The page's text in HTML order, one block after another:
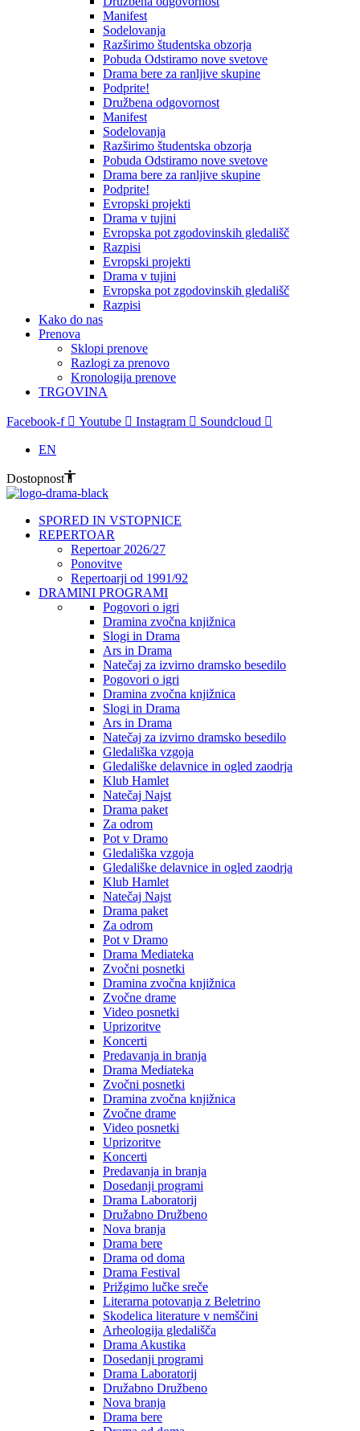
Manifest
Sodelovanja
Razširimo študentska obzorja
Pobuda Odstiramo nove svetove
Drama bere za ranljive skupine
Podprite!
Družbena odgovornost
Manifest
Sodelovanja
Razširimo študentska obzorja
Pobuda Odstiramo nove svetove
Drama bere za ranljive skupine
Podprite!
Evropski projekti
Drama v tujini
Evropska pot zgodovinskih gledališč
Razpisi
Evropski projekti
Drama v tujini
Evropska pot zgodovinskih gledališč
Razpisi
Kako do nas
Prenova
Sklopi prenove
Razlogi za prenovo
Kronologija prenove
TRGOVINA
Facebook-f Youtube Instagram Soundcloud
EN
Dostopnost
SPORED IN VSTOPNICE
REPERTOAR
Repertoar 2026/27
Ponovitve
Repertoarji od 1991/92
DRAMINI PROGRAMI
Pogovori o igri
Dramina zvočna knjižnica
Slogi in Drama
Ars in Drama
Natečaj za izvirno dramsko besedilo
Pogovori o igri
Dramina zvočna knjižnica
Slogi in Drama
Ars in Drama
Natečaj za izvirno dramsko besedilo
Gledališka vzgoja
Gledališke delavnice in ogled zaodrja
Klub Hamlet
Natečaj Najst
Drama paket
Za odrom
Pot v Dramo
Gledališka vzgoja
Gledališke delavnice in ogled zaodrja
Klub Hamlet
Natečaj Najst
Drama paket
Za odrom
Pot v Dramo
Drama Mediateka
Zvočni posnetki
Dramina zvočna knjižnica
Zvočne drame
Video posnetki
Uprizoritve
Koncerti
Predavanja in branja
Drama Mediateka
Zvočni posnetki
Dramina zvočna knjižnica
Zvočne drame
Video posnetki
Uprizoritve
Koncerti
Predavanja in branja
Dosedanji programi
Drama Laboratorij
Družabno Družbeno
Nova branja
Drama bere
Drama od doma
Drama Festival
Prižgimo lučke sreče
Literarna potovanja z Beletrino
Skodelica literature v nemščini
Arheologija gledališča
Drama Akustika
Dosedanji programi
Drama Laboratorij
Družabno Družbeno
Nova branja
Drama bere